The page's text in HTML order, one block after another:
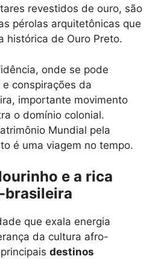
revestidos de ouro, são
pérolas arquitetônicas que
histórica de Ouro Preto.
onde se pode
conspirações da
importante movimento
o domínio colonial.
Mundial pela
é uma viagem no tempo.
e a rica
brasileira
que exala energia
da cultura afro-
destinos